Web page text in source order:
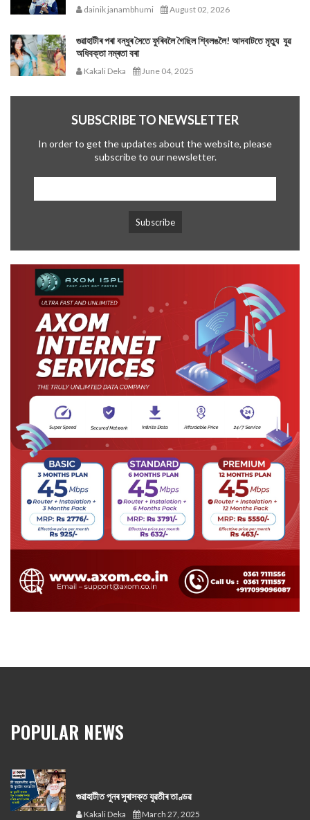
dainik janambhumi August 02, 2026
গুৱাহাটীৰ পৰা বন্ধুৰ সৈতে ফুৰিবলৈ গৈছিল শ্বিলঙলৈ! আদবাটতে মৃত্যু যুৱ
অধিবক্তা নম্ৰতা বৰা
Kakali Deka June 04, 2025
SUBSCRIBE TO NEWSLETTER
In order to get the updates about the website, please
subscribe to our newsletter.
POPULAR NEWS
গুৱাহাটীত পুনৰ সুৰাসক্ত যুৱতীৰ তাণ্ডৱ
Kakali Deka March 27, 2025